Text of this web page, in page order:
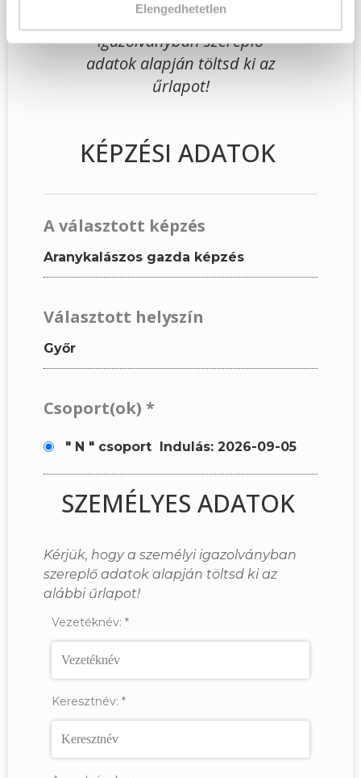
Elengedhetetlen
Kérjük, hogy a személyi
igazolványban szereplő
adatok alapján töltsd ki az
űrlapot!
KÉPZÉSI ADATOK
A választott képzés
Aranykalászos gazda képzés
Választott helyszín
Győr
Csoport(ok) *
" N " csoport Indulás: 2026-09-05
SZEMÉLYES ADATOK
Kérjük, hogy a személyi igazolványban
szereplő adatok alapján töltsd ki az
alábbi űrlapot!
Vezetéknév: *
Keresztnév: *